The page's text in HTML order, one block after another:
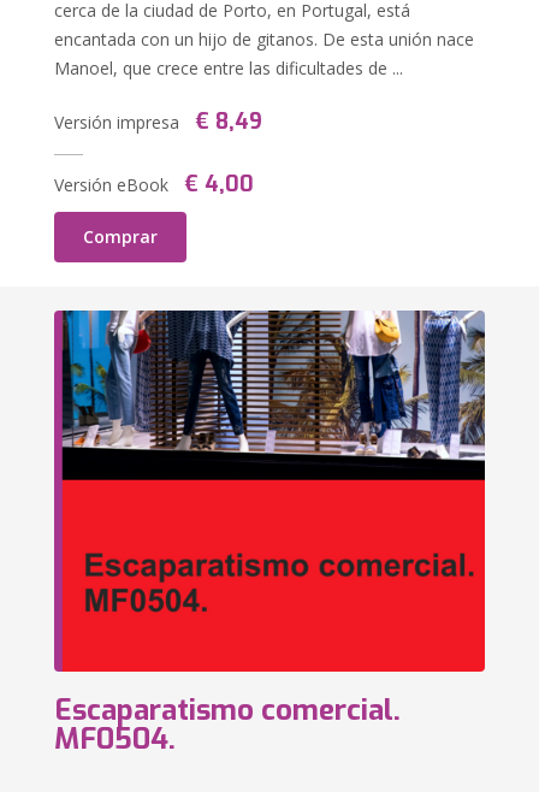
cerca de la ciudad de Porto, en Portugal, está
encantada con un hijo de gitanos. De esta unión nace
Manoel, que crece entre las dificultades de ...
Versión impresa € 8,49
Versión eBook € 4,00
Comprar
Escaparatismo comercial.
MF0504.